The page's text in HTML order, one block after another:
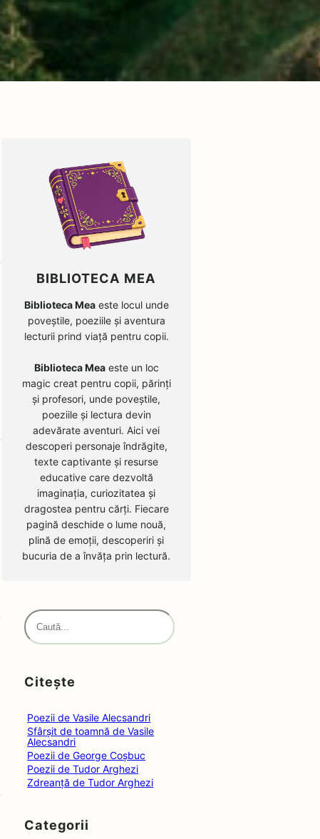
BIBLIOTECA MEA
Biblioteca Meaeste locul unde
poveștile, poeziile și aventura
lecturii prind viață pentru copii.
Biblioteca Meaeste un loc
magic creat pentru copii, părinți
și profesori, unde poveștile,
poeziile și lectura devin
adevărate aventuri. Aici vei
descoperi personaje îndrăgite,
texte captivante și resurse
educative care dezvoltă
imaginația, curiozitatea și
dragostea pentru cărți. Fiecare
pagină deschide o lume nouă,
plină de emoții, descoperiri și
bucuria de a învăța prin lectură.
S
e
r
h
Citește
Poezii de Vasile Alecsandri
Sfârșit de toamnă de Vasile
Alecsandri
Poezii de George Coșbuc
Poezii de Tudor Arghezi
Zdreanță de Tudor Arghezi
Categorii